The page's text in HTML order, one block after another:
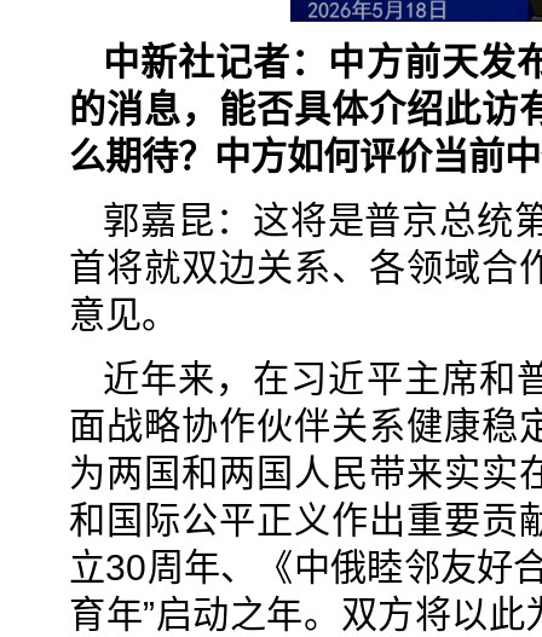
中新社记者：中方前天发
的消息，能否具体介绍此访
么期待？中方如何评价当前
郭嘉昆：这将是普京总统
首将就双边关系、各领域合
意见。
近年来，在习近平主席和
面战略协作伙伴关系健康稳
为两国和两国人民带来实实
和国际公平正义作出重要贡
立30周年、《中俄睦邻友好
育年”启动之年。双方将以